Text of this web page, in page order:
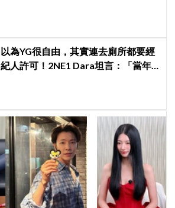
以為YG很自由，其實連去廁所都要經
紀人許可！2NE1 Dara坦言：「當年